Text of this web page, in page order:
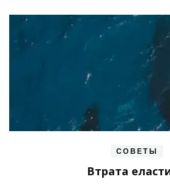
СОВЕТЫ
Втрата